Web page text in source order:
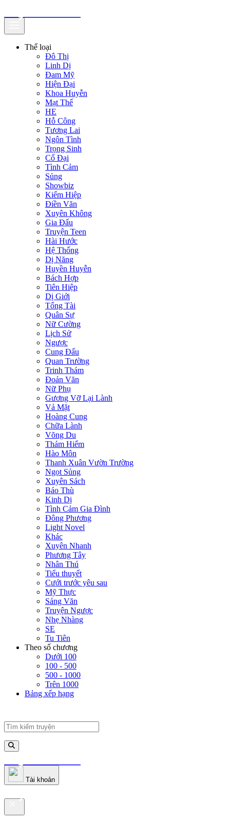
Thể loại
Đô Thị
Linh Dị
Đam Mỹ
Hiện Đại
Khoa Huyễn
Mạt Thế
HE
Hỗ Công
Tương Lai
Ngôn Tình
Trọng Sinh
Cổ Đại
Tình Cảm
Sủng
Showbiz
Kiếm Hiệp
Điền Văn
Xuyên Không
Gia Đấu
Truyện Teen
Hài Hước
Hệ Thống
Dị Năng
Huyền Huyễn
Bách Hợp
Tiên Hiệp
Dị Giới
Tổng Tài
Quân Sự
Nữ Cường
Lịch Sử
Ngược
Cung Đấu
Quan Trường
Trinh Thám
Đoản Văn
Nữ Phụ
Gương Vỡ Lại Lành
Vả Mặt
Hoàng Cung
Chữa Lành
Võng Du
Thám Hiểm
Hào Môn
Thanh Xuân Vườn Trường
Ngọt Sủng
Xuyên Sách
Báo Thù
Kinh Dị
Tình Cảm Gia Đình
Đông Phương
Light Novel
Khác
Xuyên Nhanh
Phương Tây
Nhân Thú
Tiểu thuyết
Cưới trước yêu sau
Mỹ Thực
Sảng Văn
Truyện Ngược
Nhẹ Nhàng
SE
Tu Tiên
Theo số chương
Dưới 100
100 - 500
500 - 1000
Trên 1000
Bảng xếp hạng
truyenfullz.com
Tài khoản
truyenfullz.com